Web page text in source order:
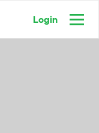
Login